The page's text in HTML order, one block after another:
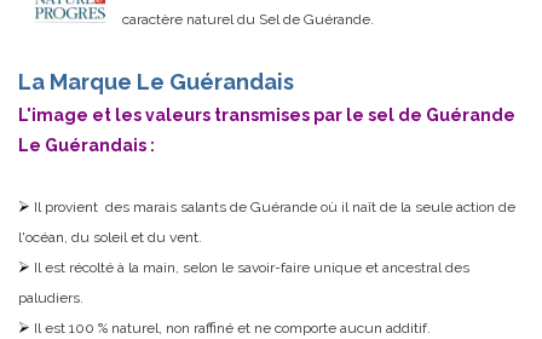
caractère naturel du Sel de Guérande.
La Marque Le Guérandais
L'image et les valeurs transmises par le sel de Guérande
Le Guérandais :
Il provient des marais salants de Guérande où il naît de la seule action de
l'océan, du soleil et du vent.
Il est récolté à la main, selon le savoir-faire unique et ancestral des
paludiers.
Il est 100 % naturel, non raffiné et ne comporte aucun additif.